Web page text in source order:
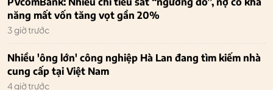
năng mất vốn tăng vọt gần 20%
3 giờ trước
Nhiều 'ông lớn' công nghiệp Hà Lan đang tìm kiếm nhà
cung cấp tại Việt Nam
4 giờ trước